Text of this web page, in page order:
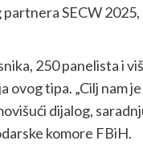
SECW 2025,
250 panelista i
tipa. „Cilj nam
dijalog,
komore FBiH.